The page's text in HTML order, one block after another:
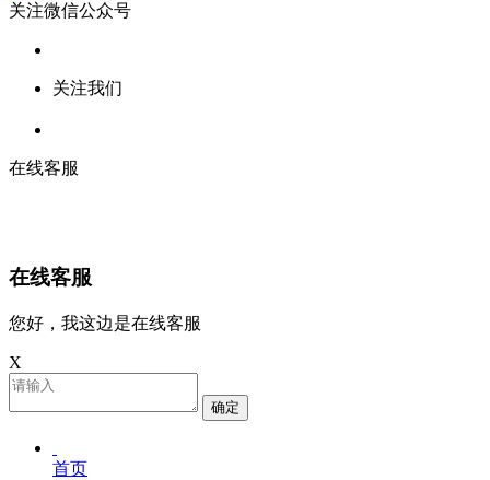
关注微信公众号
关注我们
在线客服
在线客服
您好，我这边是在线客服
X
确定
首页